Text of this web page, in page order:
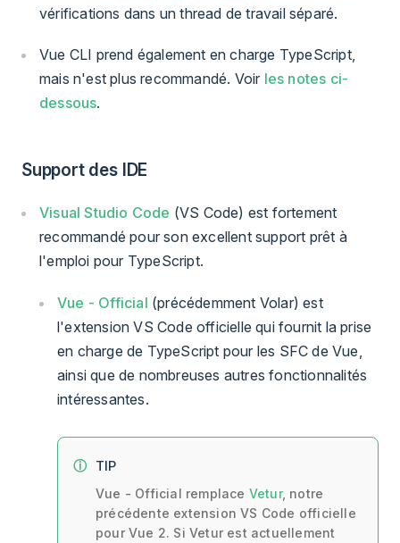
vérifications dans un thread de travail séparé.
Vue CLI prend également en charge TypeScript,
mais n'est plus recommandé. Voir les notes ci-
dessous.
Support des IDE
Visual Studio Code (VS Code) est fortement
recommandé pour son excellent support prêt à
l'emploi pour TypeScript.
Vue - Official (précédemment Volar) est
l'extension VS Code officielle qui fournit la prise
en charge de TypeScript pour les SFC de Vue,
ainsi que de nombreuses autres fonctionnalités
intéressantes.
TIP
Vue - Official remplace Vetur, notre
précédente extension VS Code officielle
pour Vue 2. Si Vetur est actuellement